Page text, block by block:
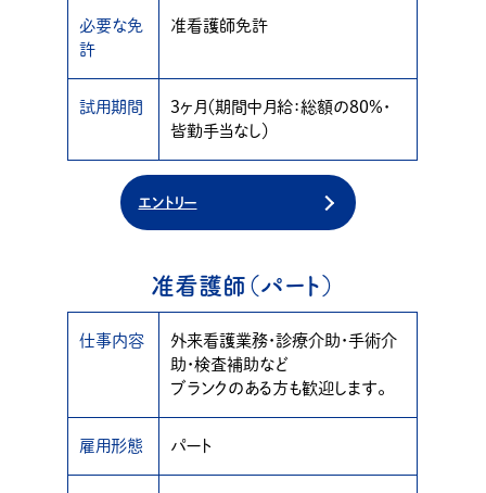
必要な免
許
准看護師免許
試用期間
3ヶ月（期間中月給：総額の80%・
皆勤手当なし）
エントリー
准看護師（パート）
仕事内容
外来看護業務・診療介助・手術介
助・検査補助など
ブランクのある方も歓迎します。
雇用形態 パート